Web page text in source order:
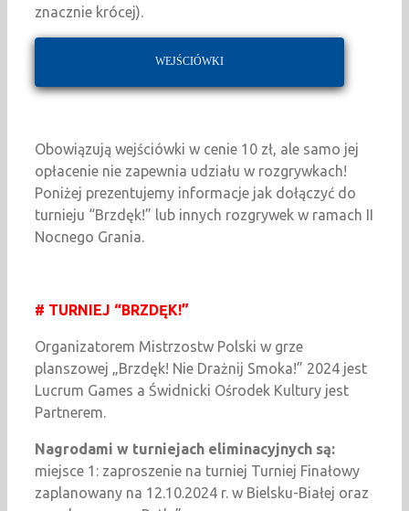
znacznie krócej).
WEJŚCIÓWKI
Obowiązują wejściówki w cenie 10 zł, ale samo jej
opłacenie nie zapewnia udziału w rozgrywkach!
Poniżej prezentujemy informacje jak dołączyć do
turnieju “Brzdęk!” lub innych rozgrywek w ramach II
Nocnego Grania.
# TURNIEJ “BRZDĘK!”
Organizatorem Mistrzostw Polski w grze
planszowej „Brzdęk! Nie Drażnij Smoka!” 2024 jest
Lucrum Games a Świdnicki Ośrodek Kultury jest
Partnerem.
Nagrodami w turniejach eliminacyjnych są:
miejsce 1: zaproszenie na turniej Turniej Finałowy
zaplanowany na 12.10.2024 r. w Bielsku-Białej oraz